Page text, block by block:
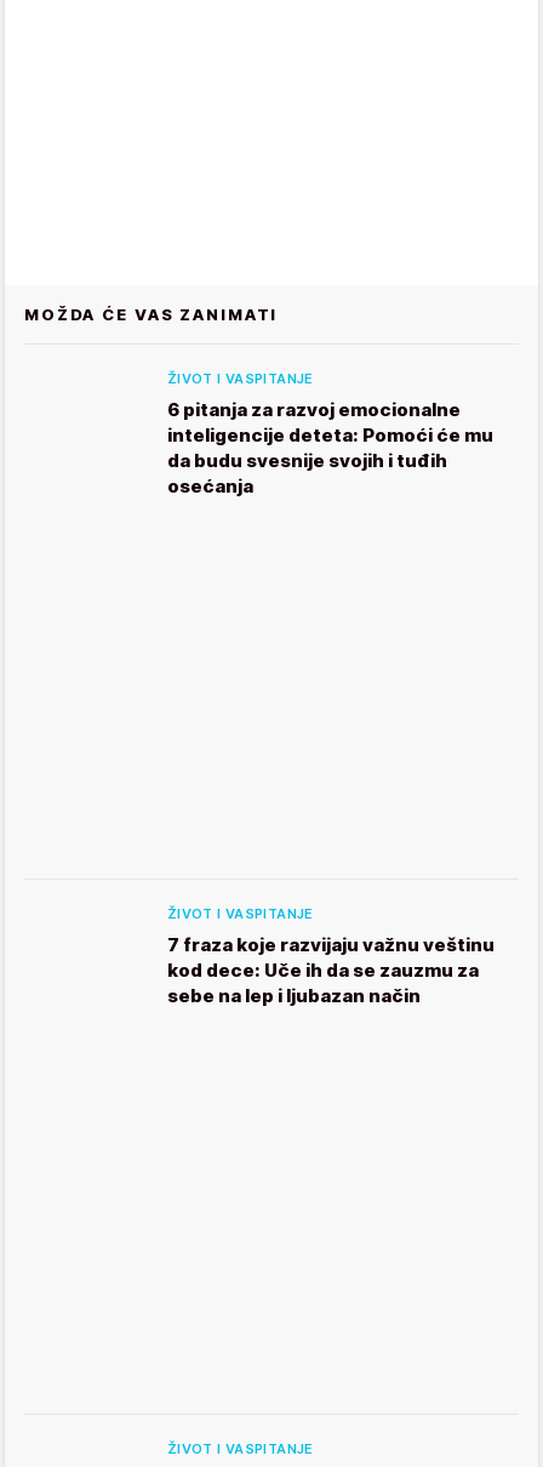
MOŽDA ĆE VAS ZANIMATI
ŽIVOT I VASPITANJE
6 pitanja za razvoj emocionalne
inteligencije deteta: Pomoći će mu
da budu svesnije svojih i tuđih
osećanja
ŽIVOT I VASPITANJE
7 fraza koje razvijaju važnu veštinu
kod dece: Uče ih da se zauzmu za
sebe na lep i ljubazan način
ŽIVOT I VASPITANJE